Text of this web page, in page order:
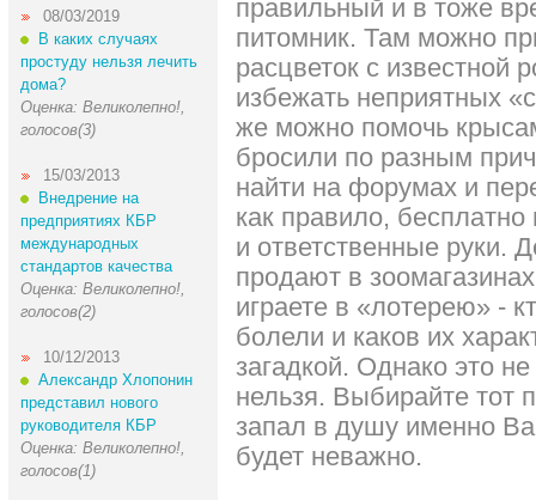
08/03/2019
В каких случаях
простуду нельзя лечить
дома?
Оценка: Великолепно!,
голосов(3)
15/03/2013
Внедрение на
предприятиях КБР
международных
стандартов качества
Оценка: Великолепно!,
голосов(2)
10/12/2013
Александр Хлопонин
представил нового
руководителя КБР
Оценка: Великолепно!,
голосов(1)
правильный и в тоже
питомник. Там можно
расцветок с известной
избежать неприятных
же можно помочь
бросили по разным
найти на форумах и
как правило,
и ответственные руки.
продают в
играете в «лотерею» -
болели и каков их
загадкой. Однако это
нельзя. Выбирайте тот
запал в душу именно
будет неважно.